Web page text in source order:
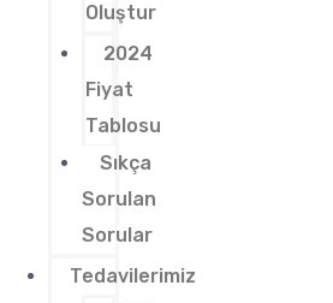
Oluştur
2024
Fiyat
Tablosu
Sıkça
Sorulan
Sorular
Tedavilerimiz